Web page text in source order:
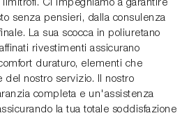
Ci impegniamo a garantire
senza pensieri, dalla consulenza
La sua scocca in poliuretano
rivestimenti assicurano
duraturo, elementi che
del nostro servizio. Il nostro
completa e un'assistenza
la tua totale soddisfazione